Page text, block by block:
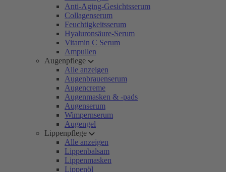
Anti-Aging-Gesichtsserum
Collagenserum
Feuchtigkeitsserum
Hyaluronsäure-Serum
Vitamin C Serum
Ampullen
Augenpflege
Alle anzeigen
Augenbrauenserum
Augencreme
Augenmasken & -pads
Augenserum
Wimpernserum
Augengel
Lippenpflege
Alle anzeigen
Lippenbalsam
Lippenmasken
Lippenöl